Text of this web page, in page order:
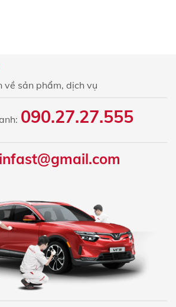
về sản phẩm, dịch vụ
090.27.27.555